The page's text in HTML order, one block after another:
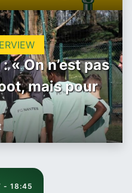
« On n’est pas
mais pour
- 18:45